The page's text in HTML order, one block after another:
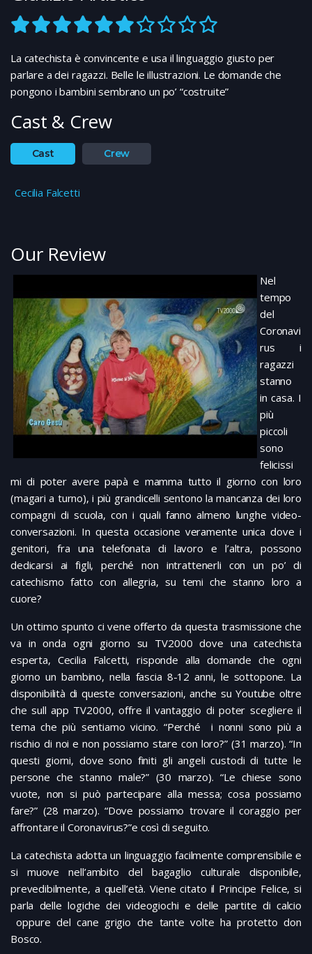
La catechista è convincente e usa il linguaggio giusto per
parlare a dei ragazzi. Belle le illustrazioni. Le domande che
pongono i bambini sembrano un po’ “costruite”
Cast & Crew
Cast Crew
Cecilia Falcetti
Our Review
Nel
tempo
del
Coronavi
rus i
ragazzi
stanno
in casa. I
più
piccoli
sono
felicissi
mi di poter avere papà e mamma tutto il giorno con loro
(magari a turno), i più grandicelli sentono la mancanza dei loro
compagni di scuola, con i quali fanno almeno lunghe video-
conversazioni. In questa occasione veramente unica dove i
genitori, fra una telefonata di lavoro e l’altra, possono
dedicarsi ai figli, perché non intrattenerli con un po’ di
catechismo fatto con allegria, su temi che stanno loro a
cuore?
Un ottimo spunto ci vene offerto da questa trasmissione che
va in onda ogni giorno su TV2000 dove una catechista
esperta, Cecilia Falcetti, risponde alla domande che ogni
giorno un bambino, nella fascia 8-12 anni, le sottopone. La
disponibilità di queste conversazioni, anche su Youtube oltre
che sull app TV2000, offre il vantaggio di poter scegliere il
tema che più sentiamo vicino. “Perché i nonni sono più a
rischio di noi e non possiamo stare con loro?” (31 marzo). “In
questi giorni, dove sono finiti gli angeli custodi di tutte le
persone che stanno male?” (30 marzo). “Le chiese sono
vuote, non si può partecipare alla messa; cosa possiamo
fare?” (28 marzo). “Dove possiamo trovare il coraggio per
affrontare il Coronavirus?”e così di seguito.
La catechista adotta un linguaggio facilmente comprensibile e
si muove nell’ambito del bagaglio culturale disponibile,
prevedibilmente, a quell’età. Viene citato il Principe Felice, si
parla delle logiche dei videogiochi e delle partite di calcio
oppure del cane grigio che tante volte ha protetto don
Bosco.